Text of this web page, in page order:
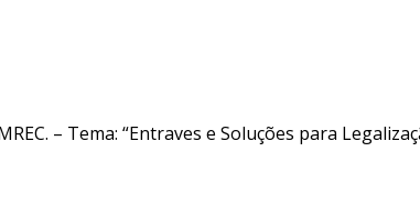
– Tema: “Entraves e Soluções para